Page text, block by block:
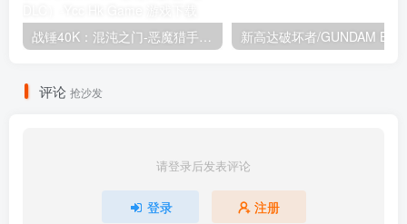
战锤40K：混沌之门-恶魔猎手/Warhammer 40,000: Chaos Gate – Daemonhunters HYPERVISOR（更新Build.20865149+全结局解锁+全DLC）
评论 抢沙发
请登录后发表评论
登录 注册